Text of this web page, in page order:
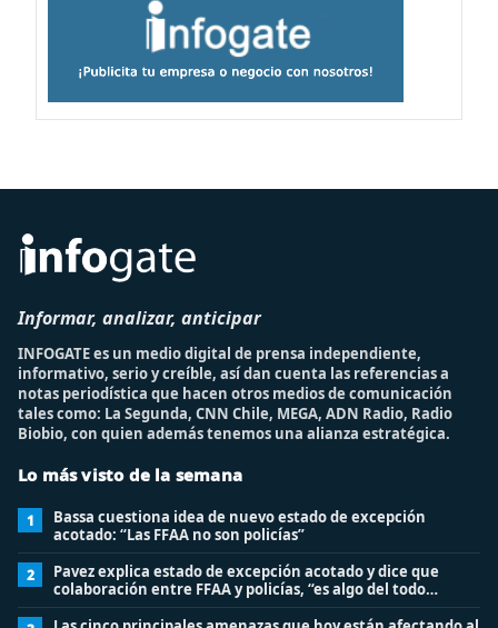
Informar, analizar, anticipar
INFOGATE es un medio digital de prensa independiente,
informativo, serio y creíble, así dan cuenta las referencias a
notas periodística que hacen otros medios de comunicación
tales como: La Segunda, CNN Chile, MEGA, ADN Radio, Radio
Biobio, con quien además tenemos una alianza estratégica.
Lo más visto de la semana
1
Bassa cuestiona idea de nuevo estado de excepción
acotado: “Las FFAA no son policías”
2
Pavez explica estado de excepción acotado y dice que
colaboración entre FFAA y policías, “es algo del todo
pertinente analizar”